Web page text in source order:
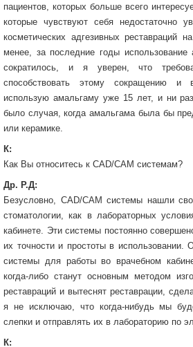
пациентов, которых больше всего
которые чувствуют себя недостаточно
косметических адгезивных реставраций
менее, за последние годы использование
сократилось, и я уверен, что
способствовать этому сокращению
использую амальгаму уже 15 лет, и ни
было случая, когда амальгама была бы
или керамике.
К:
Как Вы относитесь к CAD/CAM системам?
Др. Р.Д:
Безусловно, CAD/CAM системы нашли
стоматологии, как в лабораторных
кабинете. Эти системы постоянно
их точности и простоты в
системы для работы во врачебном
когда-либо станут основным методом
реставраций и вытеснят реставрации,
я не исключаю, что когда-нибудь мы
слепки и отправлять их в лабораторию по
К: